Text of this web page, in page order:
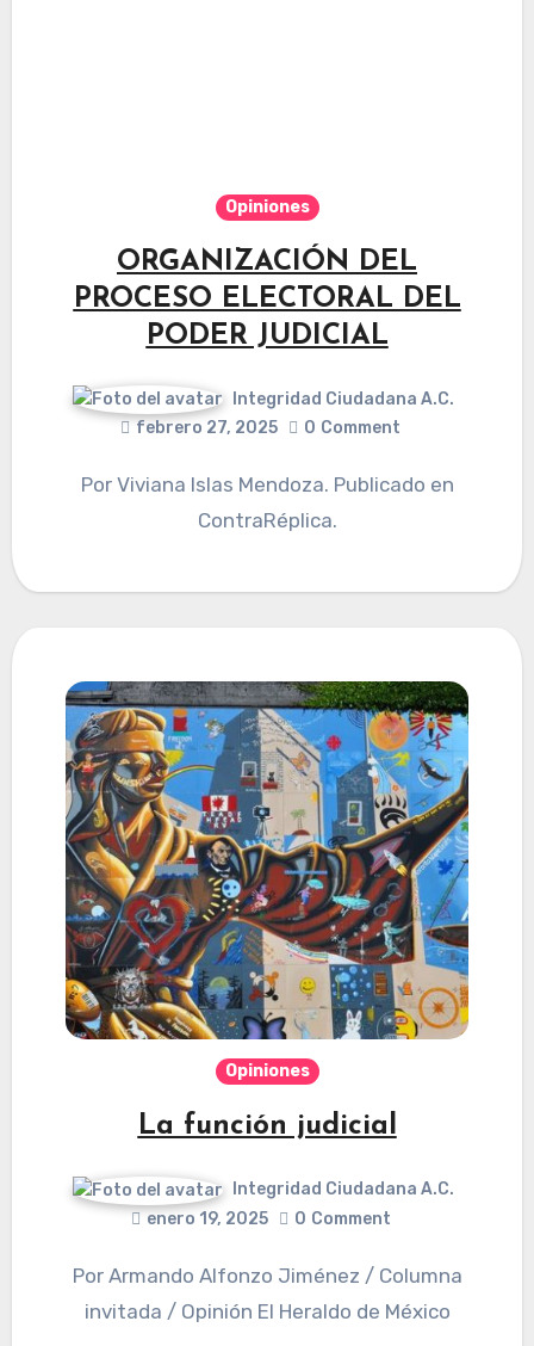
Opiniones
ORGANIZACIÓN DEL
PROCESO ELECTORAL DEL
PODER JUDICIAL
Integridad Ciudadana A.C.
febrero 27, 2025
0 Comment
Por Viviana Islas Mendoza. Publicado en
ContraRéplica.
Opiniones
La función judicial
Integridad Ciudadana A.C.
enero 19, 2025
0 Comment
Por Armando Alfonzo Jiménez / Columna
invitada / Opinión El Heraldo de México